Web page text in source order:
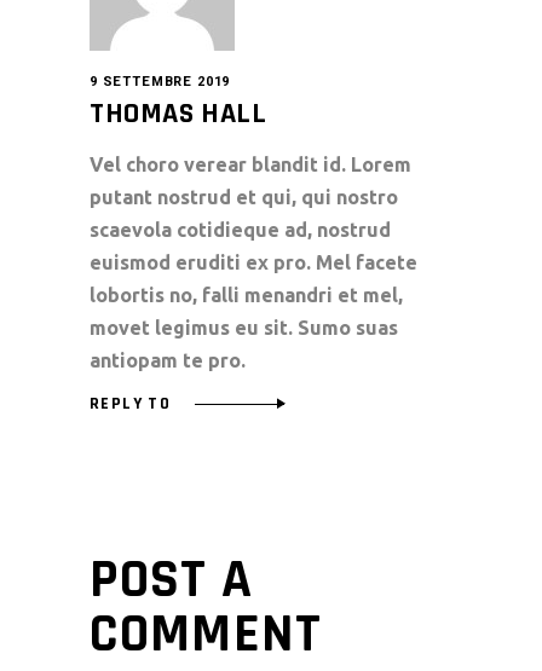
9 SETTEMBRE 2019
THOMAS HALL
Vel choro verear blandit id. Lorem
putant nostrud et qui, qui nostro
scaevola cotidieque ad, nostrud
euismod eruditi ex pro. Mel facete
lobortis no, falli menandri et mel,
movet legimus eu sit. Sumo suas
antiopam te pro.
REPLY TO
POST A
COMMENT